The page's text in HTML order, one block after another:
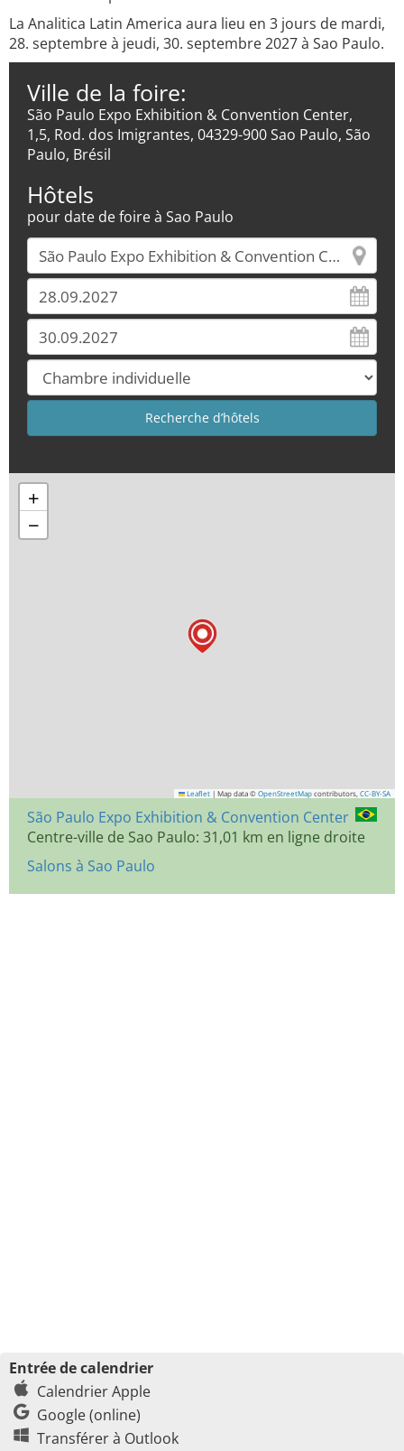
La Analitica Latin America aura lieu en 3 jours de mardi,
28. septembre à jeudi, 30. septembre 2027 à Sao Paulo.
Ville de la foire:
São Paulo Expo Exhibition & Convention Center,
1,5, Rod. dos Imigrantes, 04329-900 Sao Paulo, São
Paulo, Brésil
Hôtels
pour date de foire à Sao Paulo
+
−
Leaflet | Map data © OpenStreetMap contributors, CC-BY-SA
São Paulo Expo Exhibition & Convention Center
Centre-ville de Sao Paulo: 31,01 km en ligne droite
Salons à Sao Paulo
Entrée de calendrier
Calendrier Apple
Google (online)
Transférer à Outlook